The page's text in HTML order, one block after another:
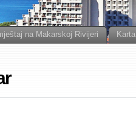
na Makarskoj Rivijeri Karta